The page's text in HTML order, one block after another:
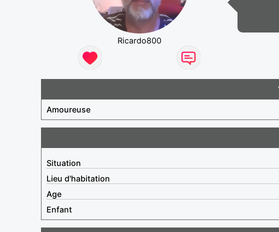
Ricardo800
Amoureuse
Situation
Lieu d'habitation
Age
Enfant